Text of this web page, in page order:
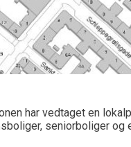
har vedtaget en
seniorboliger og